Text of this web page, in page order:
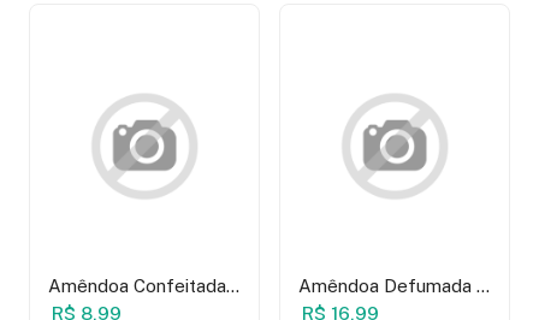
Amêndoa Confeitada
Branca 100g
R$ 8,99
Amêndoa Defumada -
100g
R$ 16,99